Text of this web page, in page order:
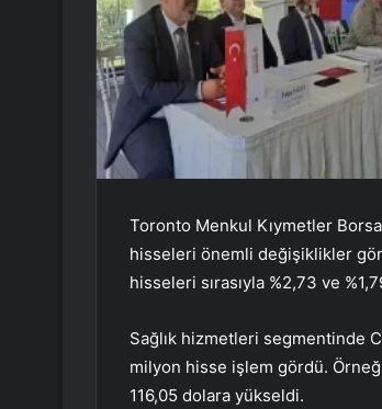
Toronto Menkul Kıymetler
hisseleri önemli değişiklikler
hisseleri sırasıyla %2,73 ve
Sağlık hizmetleri segmentinde
milyon hisse işlem gördü.
116,05 dolara yükseldi.